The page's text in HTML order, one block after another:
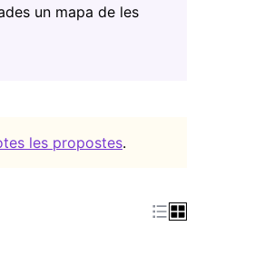
un mapa de les
les propostes.